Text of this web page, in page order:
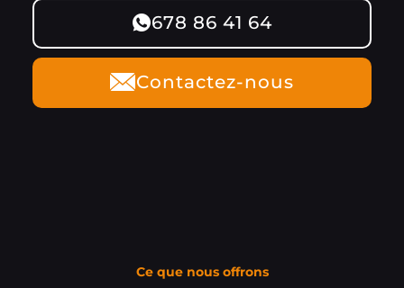
678 86 41 64
Contactez-nous
Ce que nous offrons